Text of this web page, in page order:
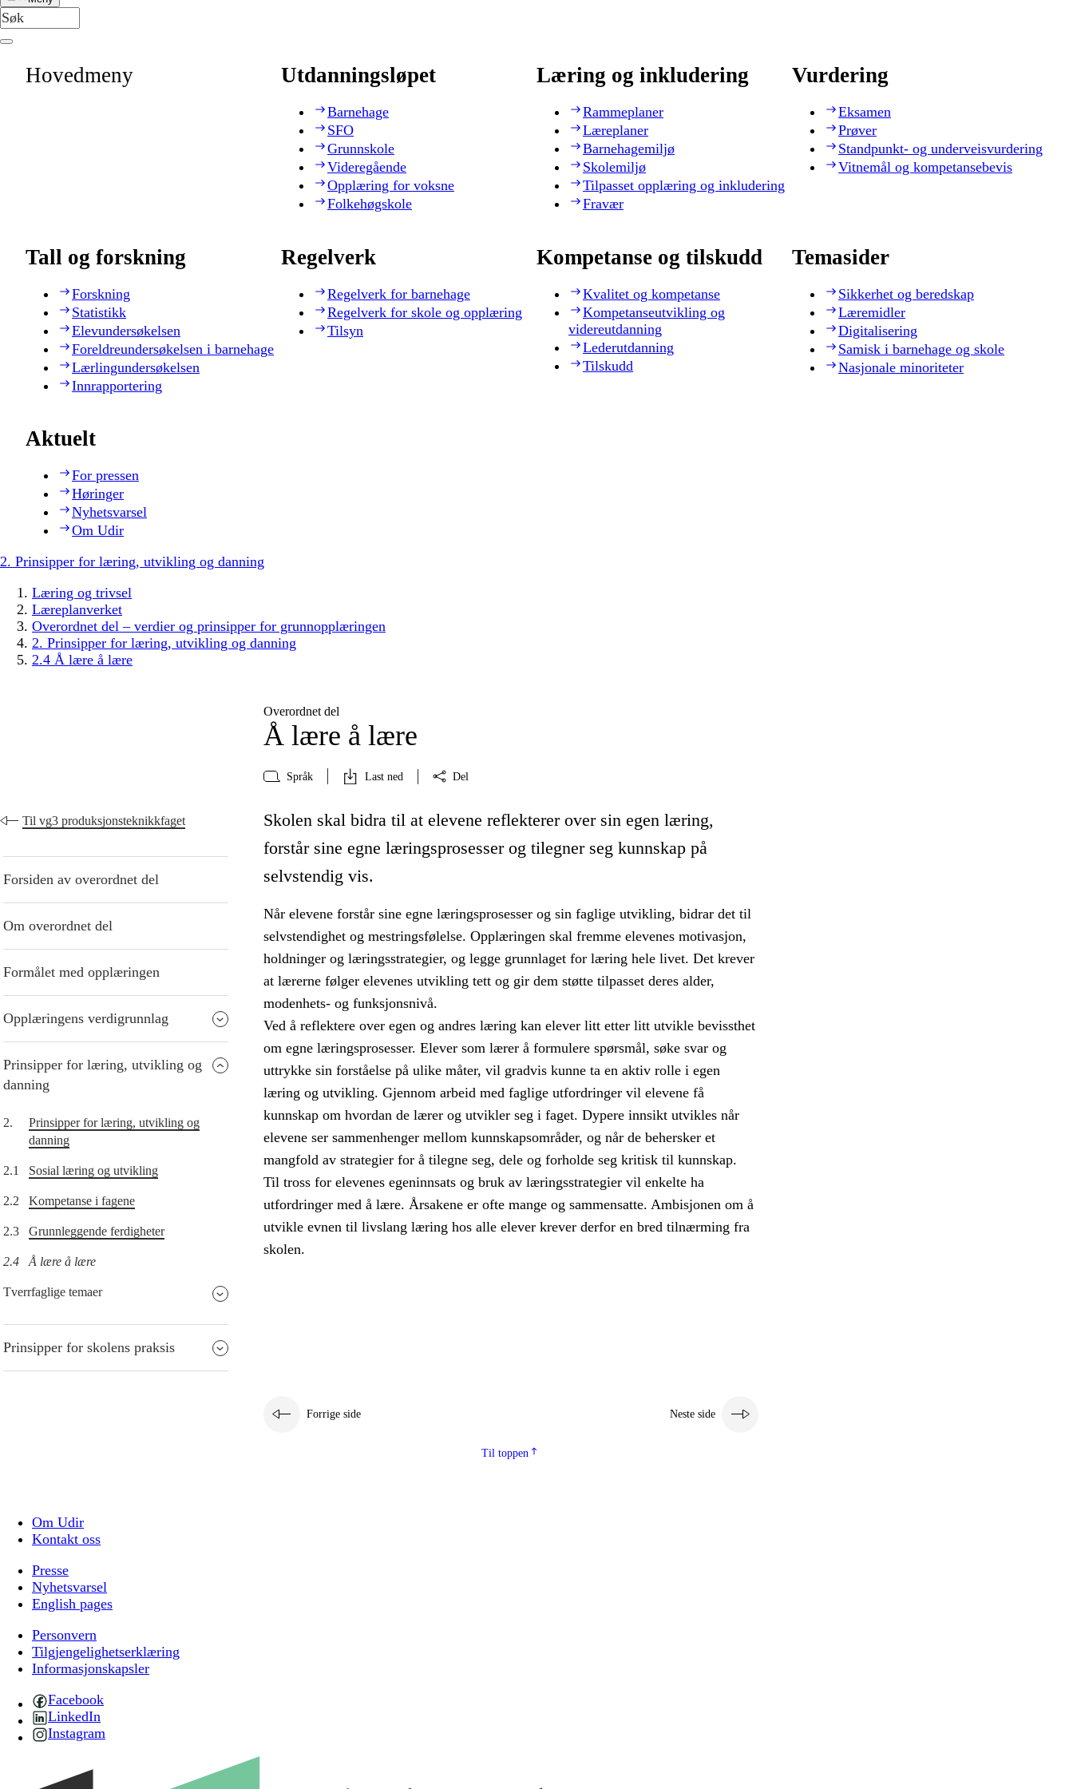
Hovedmeny Utdanningsløpet
Barnehage
SFO
Grunnskole
Videregående
Opplæring for voksne
Folkehøgskole
Læring og inkludering
Rammeplaner
Læreplaner
Barnehagemiljø
Skolemiljø
Tilpasset opplæring og inkludering
Fravær
Vurdering
Eksamen
Prøver
Standpunkt- og underveisvurdering
Vitnemål og kompetansebevis
Tall og forskning
Forskning
Statistikk
Elevundersøkelsen
Foreldreundersøkelsen i barnehage
Lærlingundersøkelsen
Innrapportering
Regelverk
Regelverk for barnehage
Regelverk for skole og opplæring
Tilsyn
Kompetanse og tilskudd
Kvalitet og kompetanse
Kompetanseutvikling og
videreutdanning
Lederutdanning
Tilskudd
Temasider
Sikkerhet og beredskap
Læremidler
Digitalisering
Samisk i barnehage og skole
Nasjonale minoriteter
Aktuelt
For pressen
Høringer
Nyhetsvarsel
Om Udir
2. Prinsipper for læring, utvikling og danning
Læring og trivsel
Læreplanverket
Overordnet del – verdier og prinsipper for grunnopplæringen
2. Prinsipper for læring, utvikling og danning
2.4 Å lære å lære
Overordnet del
Å lære å lære
Språk Last ned Del
Til vg3 produksjonsteknikkfaget
Forsiden av overordnet del
Om overordnet del
Formålet med opplæringen
Opplæringens verdigrunnlag
Prinsipper for læring, utvikling og
danning
2.
Prinsipper for læring, utvikling og
danning
2.1 Sosial læring og utvikling
2.2 Kompetanse i fagene
2.3 Grunnleggende ferdigheter
2.4 Å lære å lære
Tverrfaglige temaer
Prinsipper for skolens praksis
Skolen skal bidra til at elevene reflekterer over sin egen læring,
forstår sine egne læringsprosesser og tilegner seg kunnskap på
selvstendig vis.
Når elevene forstår sine egne læringsprosesser og sin faglige utvikling, bidrar det til
selvstendighet og mestringsfølelse. Opplæringen skal fremme elevenes motivasjon,
holdninger og læringsstrategier, og legge grunnlaget for læring hele livet. Det krever
at lærerne følger elevenes utvikling tett og gir dem støtte tilpasset deres alder,
modenhets- og funksjonsnivå.
Ved å reflektere over egen og andres læring kan elever litt etter litt utvikle bevissthet
om egne læringsprosesser. Elever som lærer å formulere spørsmål, søke svar og
uttrykke sin forståelse på ulike måter, vil gradvis kunne ta en aktiv rolle i egen
læring og utvikling. Gjennom arbeid med faglige utfordringer vil elevene få
kunnskap om hvordan de lærer og utvikler seg i faget. Dypere innsikt utvikles når
elevene ser sammenhenger mellom kunnskapsområder, og når de behersker et
mangfold av strategier for å tilegne seg, dele og forholde seg kritisk til kunnskap.
Til tross for elevenes egeninnsats og bruk av læringsstrategier vil enkelte ha
utfordringer med å lære. Årsakene er ofte mange og sammensatte. Ambisjonen om å
utvikle evnen til livslang læring hos alle elever krever derfor en bred tilnærming fra
skolen.
Forrige side Neste side
Til toppen
Om Udir
Kontakt oss
Presse
Nyhetsvarsel
English pages
Personvern
Tilgjengelighetserklæring
Informasjonskapsler
Facebook
LinkedIn
Instagram